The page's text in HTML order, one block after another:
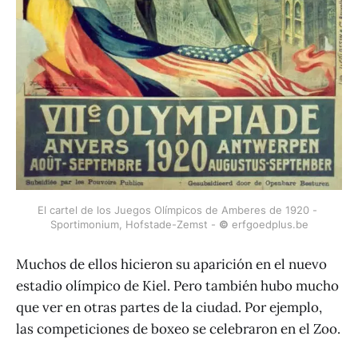
El cartel de los Juegos Olímpicos de Amberes de 1920 -
Sportimonium, Hofstade-Zemst - © erfgoedplus.be
Muchos de ellos hicieron su aparición en el nuevo
estadio olímpico de Kiel. Pero también hubo mucho
que ver en otras partes de la ciudad. Por ejemplo,
las competiciones de boxeo se celebraron en el Zoo.